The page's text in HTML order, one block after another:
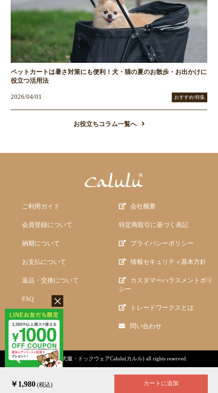
￥1,980(税込) カートに追加
ペットカートは暑さ対策にも便利！犬・猫の夏のお散歩・お出かけに
役立つ活用法
2026/04/01 おすすめ/特集
お役立ちコラム一覧へ
ご利用ガイド
会員登録について
納期について
お支払について
返品・交換について
FAQ
会社概要
特定商取引に基づく表記
プライバシーポリシー
情報セキュリティ基本方針
カスタマーハラスメントポリ
シー
トレードワークスとは
問い合わせ
copyright (c)犬服・ドックウェアCalulu(カルル) all rights reserved.